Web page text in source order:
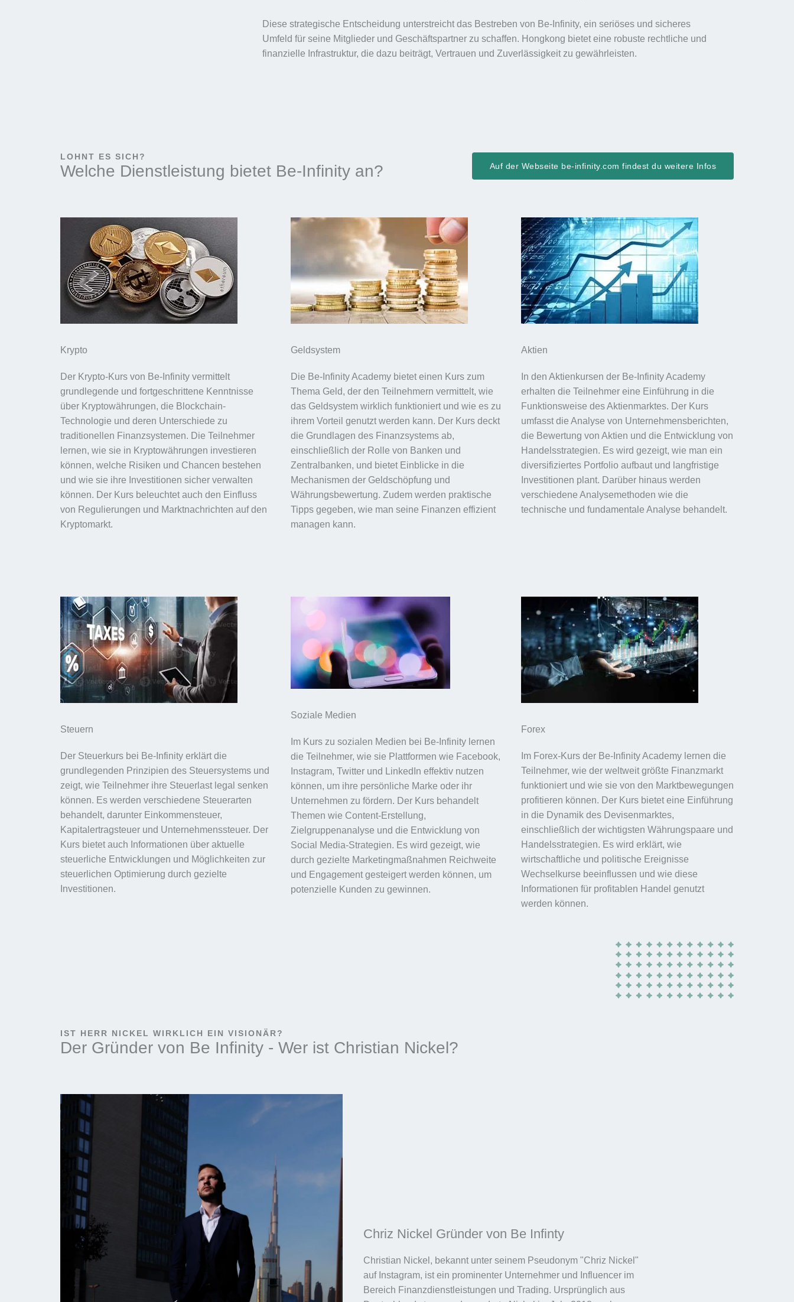
Diese strategische Entscheidung unterstreicht das Bestreben von Be-Infinity, ein seriöses und sicheres
Umfeld für seine Mitglieder und Geschäftspartner zu schaffen. Hongkong bietet eine robuste rechtliche und
finanzielle Infrastruktur, die dazu beiträgt, Vertrauen und Zuverlässigkeit zu gewährleisten.
LOHNT ES SICH?
Welche Dienstleistung bietet Be-Infinity an? Auf der Webseite be-infinity.com findest du weitere Infos
Krypto
Der Krypto-Kurs von Be-Infinity vermittelt
grundlegende und fortgeschrittene Kenntnisse
über Kryptowährungen, die Blockchain-
Technologie und deren Unterschiede zu
traditionellen Finanzsystemen. Die Teilnehmer
lernen, wie sie in Kryptowährungen investieren
können, welche Risiken und Chancen bestehen
und wie sie ihre Investitionen sicher verwalten
können. Der Kurs beleuchtet auch den Einfluss
von Regulierungen und Marktnachrichten auf den
Kryptomarkt.
Geldsystem
Die Be-Infinity Academy bietet einen Kurs zum
Thema Geld, der den Teilnehmern vermittelt, wie
das Geldsystem wirklich funktioniert und wie es zu
ihrem Vorteil genutzt werden kann. Der Kurs deckt
die Grundlagen des Finanzsystems ab,
einschließlich der Rolle von Banken und
Zentralbanken, und bietet Einblicke in die
Mechanismen der Geldschöpfung und
Währungsbewertung. Zudem werden praktische
Tipps gegeben, wie man seine Finanzen effizient
managen kann.
Aktien
In den Aktienkursen der Be-Infinity Academy
erhalten die Teilnehmer eine Einführung in die
Funktionsweise des Aktienmarktes. Der Kurs
umfasst die Analyse von Unternehmensberichten,
die Bewertung von Aktien und die Entwicklung von
Handelsstrategien. Es wird gezeigt, wie man ein
diversifiziertes Portfolio aufbaut und langfristige
Investitionen plant. Darüber hinaus werden
verschiedene Analysemethoden wie die
technische und fundamentale Analyse behandelt.
Steuern
Der Steuerkurs bei Be-Infinity erklärt die
grundlegenden Prinzipien des Steuersystems und
zeigt, wie Teilnehmer ihre Steuerlast legal senken
können. Es werden verschiedene Steuerarten
behandelt, darunter Einkommensteuer,
Kapitalertragsteuer und Unternehmenssteuer. Der
Kurs bietet auch Informationen über aktuelle
steuerliche Entwicklungen und Möglichkeiten zur
steuerlichen Optimierung durch gezielte
Investitionen.
Soziale Medien
Im Kurs zu sozialen Medien bei Be-Infinity lernen
die Teilnehmer, wie sie Plattformen wie Facebook,
Instagram, Twitter und LinkedIn effektiv nutzen
können, um ihre persönliche Marke oder ihr
Unternehmen zu fördern. Der Kurs behandelt
Themen wie Content-Erstellung,
Zielgruppenanalyse und die Entwicklung von
Social Media-Strategien. Es wird gezeigt, wie
durch gezielte Marketingmaßnahmen Reichweite
und Engagement gesteigert werden können, um
potenzielle Kunden zu gewinnen.
Forex
Im Forex-Kurs der Be-Infinity Academy lernen die
Teilnehmer, wie der weltweit größte Finanzmarkt
funktioniert und wie sie von den Marktbewegungen
profitieren können. Der Kurs bietet eine Einführung
in die Dynamik des Devisenmarktes,
einschließlich der wichtigsten Währungspaare und
Handelsstrategien. Es wird erklärt, wie
wirtschaftliche und politische Ereignisse
Wechselkurse beeinflussen und wie diese
Informationen für profitablen Handel genutzt
werden können.
IST HERR NICKEL WIRKLICH EIN VISIONÄR?
Der Gründer von Be Infinity - Wer ist Christian Nickel?
Chriz Nickel Gründer von Be Infinty
Christian Nickel, bekannt unter seinem Pseudonym "Chriz Nickel"
auf Instagram, ist ein prominenter Unternehmer und Influencer im
Bereich Finanzdienstleistungen und Trading. Ursprünglich aus